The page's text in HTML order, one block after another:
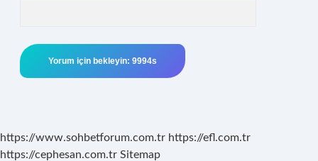
https://www.sohbetforum.com.tr https://efl.com.tr
https://cephesan.com.tr Sitemap